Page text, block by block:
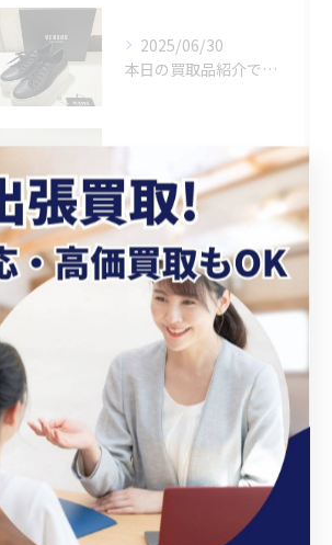
2025/06/30
本日の買取品紹介です！✨
2025/06/29
本日の買取品紹介です！🎉🎮
2025/06/28
本日も買取品のご紹介です！✨
タグ Tags
おすすめ 家具家電